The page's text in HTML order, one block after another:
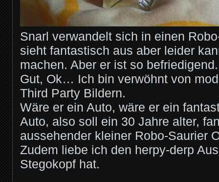
Snarl verwandelt sich in einen
sieht fantastisch aus aber leider
machen. Aber er ist so
Gut, Ok… Ich bin verwöhnt von
Third Party Bildern.
Wäre er ein Auto, wäre er ein
Auto, also soll ein 30 Jahre alter,
aussehender kleiner Robo-Saurier
Zudem liebe ich den herpy-derp
Stegokopf hat.